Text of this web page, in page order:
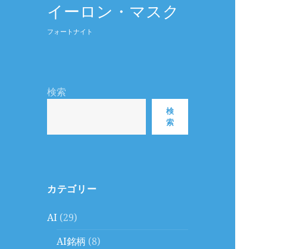
イーロン・マスク
フォートナイト
検索
検
索
カテゴリー
AI (29)
AI銘柄 (8)